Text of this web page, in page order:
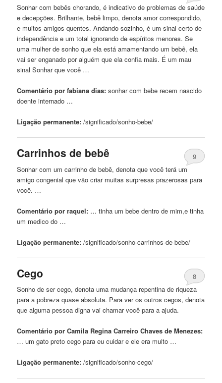
Sonhar com bebês chorando, é indicativo de problemas de saúde
e decepções. Brilhante, bebê limpo, denota amor correspondido,
e muitos amigos quentes. Andando sozinho, é um sinal certo de
independência e um total ignorando de espíritos menores. Se
uma mulher de sonho que ela está amamentando um bebê, ela
vai ser enganado por alguém que ela confia mais. É um mau
sinal Sonhar que você …
Comentário por fabiana dias: sonhar combebe recem nascido
doente internado …
Ligação permanente: /significado/sonho-bebe/
Carrinhos de bebê
9
Sonhar com um carrinho de bebê, denota que você terá um
amigo congenial que vão criar muitas surpresas prazerosas para
você. …
Comentário por raquel: … tinha umbebe dentro de mim,e tinha
um medico do …
Ligação permanente: /significado/sonho-carrinhos-de-bebe/
Cego
8
Sonho de sercego, denota uma mudança repentina de riqueza
para a pobreza quase absoluta. Para ver os outros cegos, denota
que alguma pessoa digna vai chamar você para a ajuda.
Comentário por Camila Regina Carreiro Chaves de Menezes:
… um gato pretocego para eu cuidar e ele era muito …
Ligação permanente: /significado/sonho-cego/